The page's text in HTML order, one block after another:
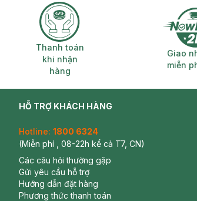
Thanh toán khi nhận hàng
Thanh toán
khi nhận
hàng
Giao
miễn
HỖ TRỢ KHÁCH HÀNG
Hotline: 1800 6324
(Miễn phí , 08-22h kể cả T7, CN)
Các câu hỏi thường gặp
Gửi yêu cầu hỗ trợ
Hướng dẫn đặt hàng
Phương thức thanh toán